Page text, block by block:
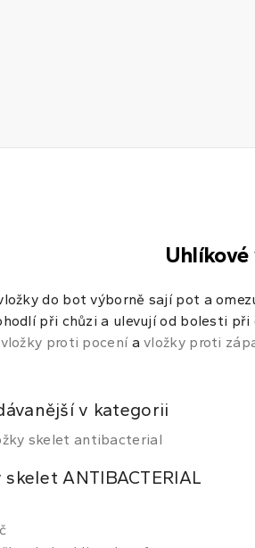
do bot výborně sají pot a
při chůzi a ulevují od bolesti
vložky proti poceníavložky proti
v kategorii
ANTIBACTERIAL